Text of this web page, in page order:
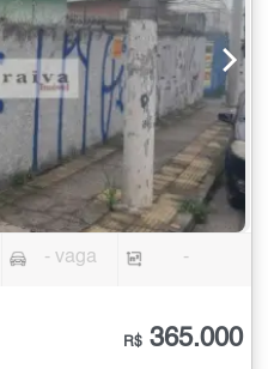
- vaga -
R$ 365.000